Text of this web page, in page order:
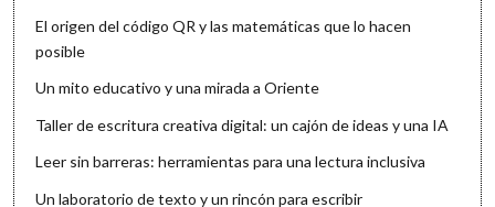
El origen del código QR y las matemáticas que lo hacen
posible
Un mito educativo y una mirada a Oriente
Taller de escritura creativa digital: un cajón de ideas y una IA
Leer sin barreras: herramientas para una lectura inclusiva
Un laboratorio de texto y un rincón para escribir